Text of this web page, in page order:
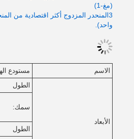
(مغ-1)
3المنحدر المزدوج أكثر اقتصادية من
واحد).
الاسم مستودع
الأبعاد
الطول
سمك:
الطول